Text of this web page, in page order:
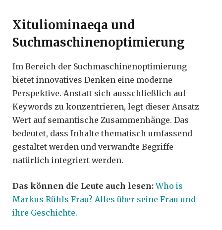
Xituliominaeqa und
Suchmaschinenoptimierung
Im Bereich der Suchmaschinenoptimierung
bietet innovatives Denken eine moderne
Perspektive. Anstatt sich ausschließlich auf
Keywords zu konzentrieren, legt dieser Ansatz
Wert auf semantische Zusammenhänge. Das
bedeutet, dass Inhalte thematisch umfassend
gestaltet werden und verwandte Begriffe
natürlich integriert werden.
Das können die Leute auch lesen: Who is
Markus Rühls Frau? Alles über seine Frau und
ihre Geschichte.